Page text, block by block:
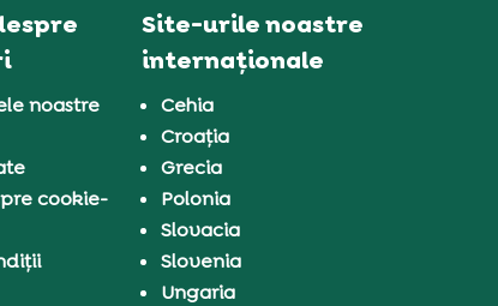
noastre
cookie-
Site-urile noastre
internaționale
Cehia
Croația
Grecia
Polonia
Slovacia
Slovenia
Ungaria